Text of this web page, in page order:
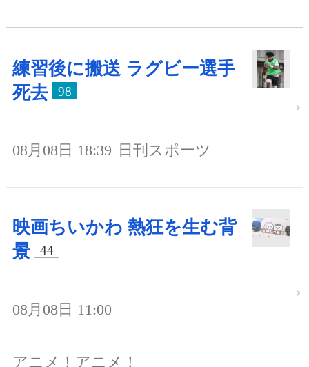
練習後に搬送 ラグビー選手
死去
98
08月08日 18:39 日刊スポーツ
映画ちいかわ 熱狂を生む背
景
44
08月08日 11:00
アニメ！アニメ！